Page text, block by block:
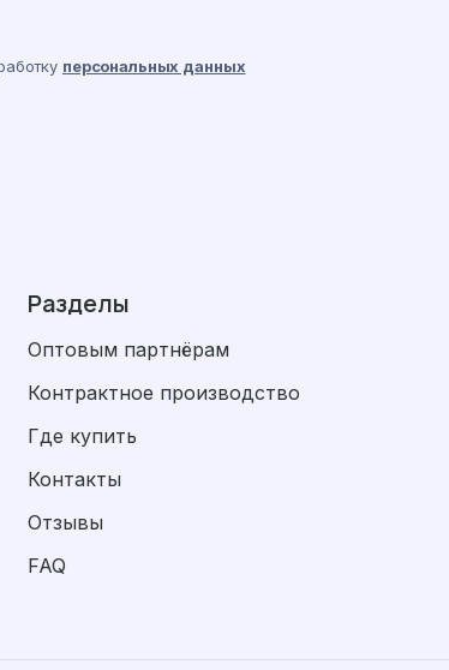
Разделы
Оптовым партнёрам
Контрактное производство
Где купить
Контакты
Отзывы
FAQ
персональных данных